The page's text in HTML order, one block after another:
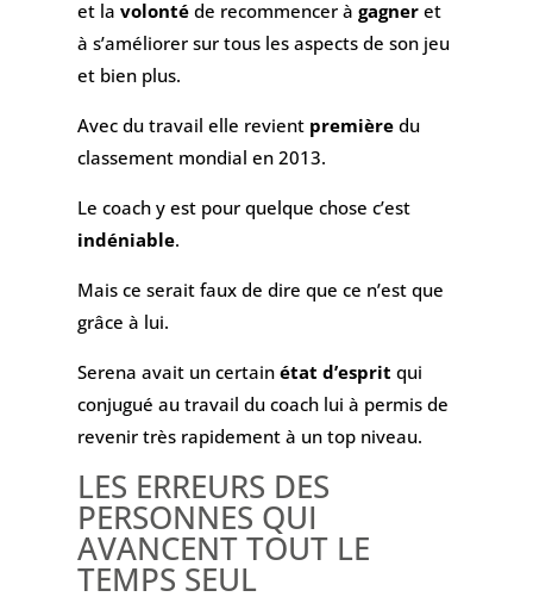
et la volonté de recommencer à gagner et
à s’améliorer sur tous les aspects de son jeu
et bien plus.
Avec du travail elle revient première du
classement mondial en 2013.
Le coach y est pour quelque chose c’est
indéniable.
Mais ce serait faux de dire que ce n’est que
grâce à lui.
Serena avait un certainétat d’esprit qui
conjugué au travail du coach lui à permis de
revenir très rapidement à un top niveau.
LES ERREURS DES
PERSONNES QUI
AVANCENT TOUT LE
TEMPS SEUL